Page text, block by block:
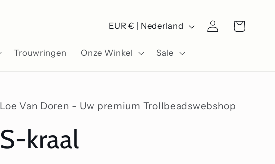
Trouwringen Onze Winkel Sale
L
n
/
EUR € | Nederland InloggenWinkelwagen
Loe Van Doren - Uw premium Trollbeadswebshop
S-kraal